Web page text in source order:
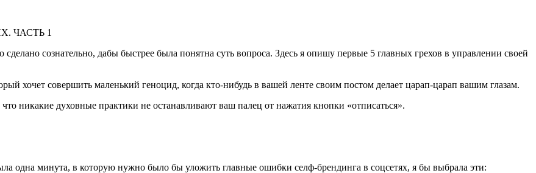
ЧАСТЬ 1
сознательно, дабы быстрее была понятна суть вопроса. Здесь я опишу первые 5 главных грехов в управлении своей
хочет совершить маленький геноцид, когда кто-нибудь в вашей ленте своим постом делает царап-царап вашим глазам.
никакие духовные практики не останавливают ваш палец от нажатия кнопки «отписаться».
одна минута, в которую нужно было бы уложить главные ошибки селф-брендинга в соцсетях, я бы выбрала эти: